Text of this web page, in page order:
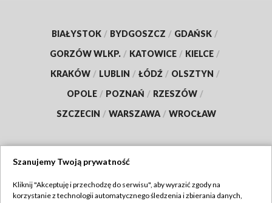
BIAŁYSTOK / BYDGOSZCZ / GDAŃSK /
GORZÓW WLKP. / KATOWICE / KIELCE /
KRAKÓW / LUBLIN / ŁÓDŹ / OLSZTYN /
OPOLE / POZNAŃ / RZESZÓW /
SZCZECIN / WARSZAWA / WROCŁAW
TVP
Szanujemy Twoją prywatność
Kliknij "Akceptuję i przechodzę do serwisu", aby wyrazić zgody na
korzystanie z technologii automatycznego śledzenia i zbierania danych,